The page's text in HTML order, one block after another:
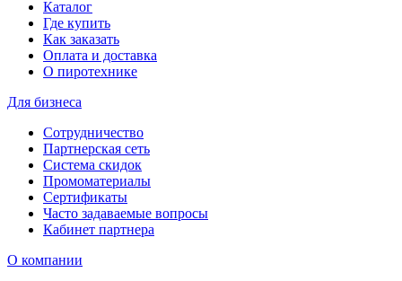
Каталог
Где купить
Как заказать
Оплата и доставка
О пиротехнике
Для бизнеса
Сотрудничество
Партнерская сеть
Система скидок
Промоматериалы
Сертификаты
Часто задаваемые вопросы
Кабинет партнера
О компании